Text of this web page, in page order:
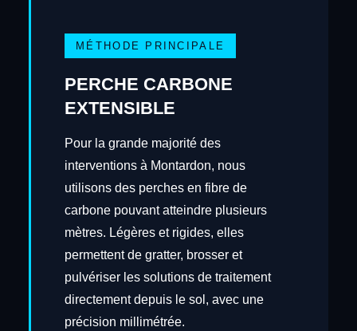
MÉTHODE PRINCIPALE
PERCHE CARBONE
EXTENSIBLE
Pour la grande majorité des
interventions à Montardon, nous
utilisons des perches en fibre de
carbone pouvant atteindre plusieurs
mètres. Légères et rigides, elles
permettent de gratter, brosser et
pulvériser les solutions de traitement
directement depuis le sol, avec une
précision millimétrée.